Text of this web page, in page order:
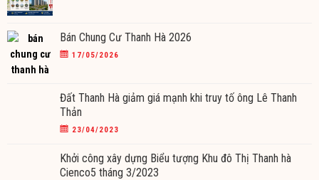
Bán Chung Cư Thanh Hà 2026
17/05/2026
Đất Thanh Hà giảm giá mạnh khi truy tố ông Lê Thanh
Thản
23/04/2023
Khởi công xây dựng Biểu tượng Khu đô Thị Thanh hà
Cienco5 tháng 3/2023